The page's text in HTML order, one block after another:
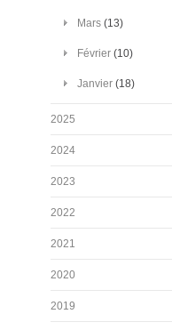
Mars (13)
Février (10)
Janvier (18)
2025
2024
2023
2022
2021
2020
2019